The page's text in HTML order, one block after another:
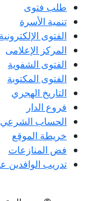
طلب فتوى
تنمية الأسرة
الفتوى الإلكترونية
المركز الإعلامى
الفتوى الشفوية
الفتوى المكتوبة
التاريخ الهجري
فروع الدار
الحساب الشرعي
خريطة الموقع
فض المنازعات
تدريب الوافدين